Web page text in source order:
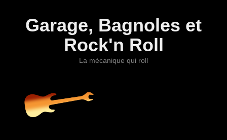
Garage, Bagnoles et
Rock'n Roll
La mécanique qui roll